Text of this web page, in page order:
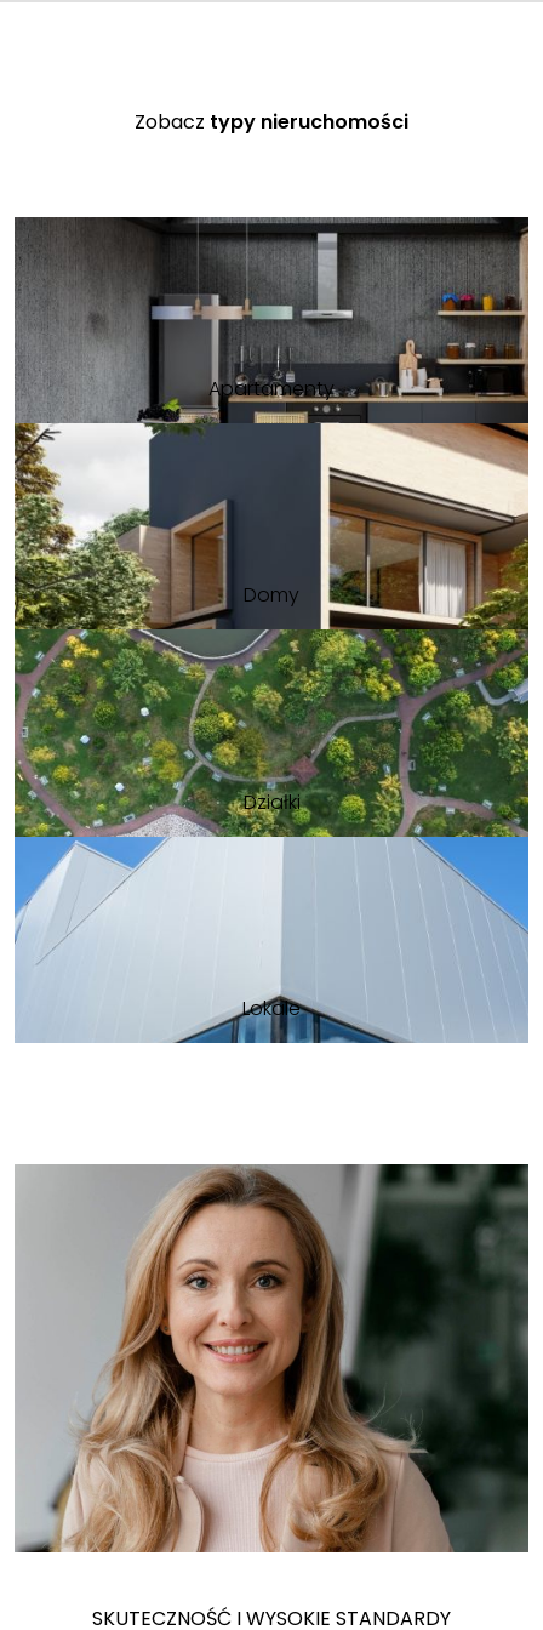
Zobacz typy nieruchomości
Apartamenty
Domy
Działki
Lokale
SKUTECZNOŚĆ I WYSOKIE STANDARDY